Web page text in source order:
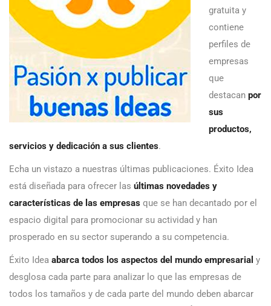
gratuita y
contiene
perfiles de
empresas
que
destacan por
sus
productos,
servicios y dedicación a sus clientes.
Echa un vistazo a nuestras últimas publicaciones. Éxito Idea
está diseñada para ofrecer las últimas novedades y
características de las empresas que se han decantado por el
espacio digital para promocionar su actividad y han
prosperado en su sector superando a su competencia.
Éxito Idea abarca todos los aspectos del mundo empresarial y
desglosa cada parte para analizar lo que las empresas de
todos los tamaños y de cada parte del mundo deben abarcar